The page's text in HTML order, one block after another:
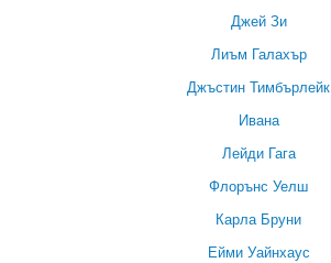
Джей Зи
Лиъм Галахър
Джъстин Тимбърлейк
Ивана
Лейди Гага
Флорънс Уелш
Карла Бруни
Ейми Уайнхаус